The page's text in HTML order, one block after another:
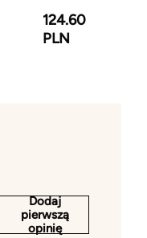
124.60
PLN
Dodaj
pierwszą
opinię